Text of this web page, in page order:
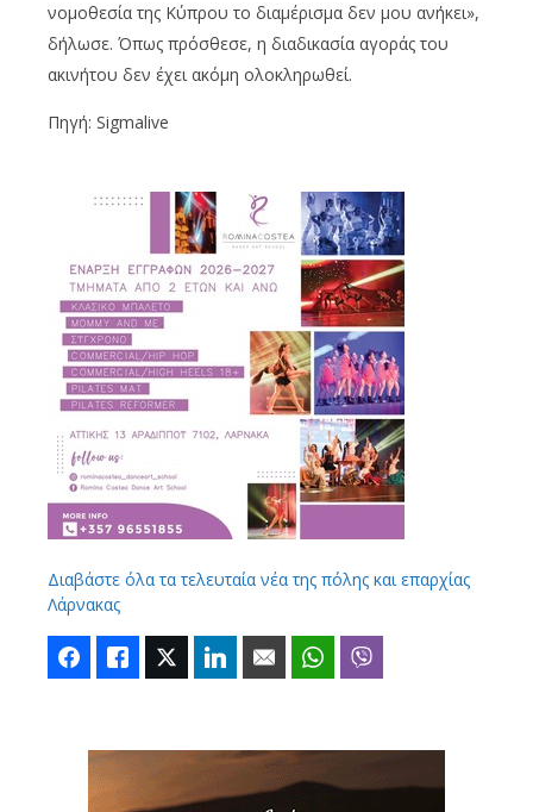
νομοθεσία της Κύπρου το διαμέρισμα δεν μου ανήκει»,
δήλωσε. Όπως πρόσθεσε, η διαδικασία αγοράς του
ακινήτου δεν έχει ακόμη ολοκληρωθεί.
Πηγή: Sigmalive
Διαβάστε όλα τα τελευταία νέα της πόλης και επαρχίας
Λάρνακας
FacebookLike Twitter LinkedIn Email WhatsApp